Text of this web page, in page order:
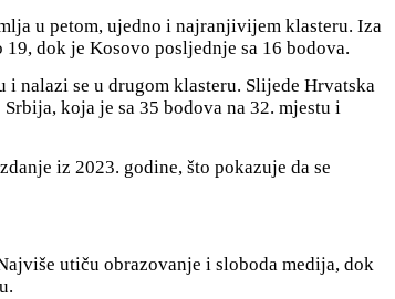
u petom, ujedno i najranjivijem klasteru. Iza
dok je Kosovo posljednje sa 16 bodova.
nalazi se u drugom klasteru. Slijede Hrvatska
koja je sa 35 bodova na 32. mjestu i
iz 2023. godine, što pokazuje da se
utiču obrazovanje i sloboda medija, dok